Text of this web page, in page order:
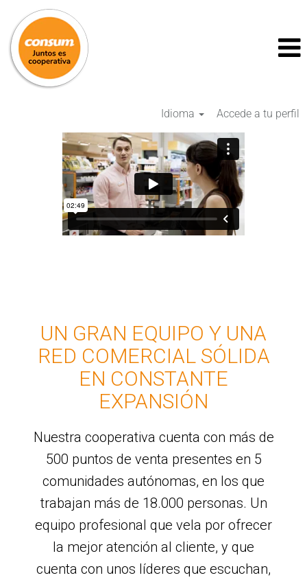
Idioma Accede a tu perfil
UN GRAN EQUIPO Y UNA
RED COMERCIAL SÓLIDA
EN CONSTANTE
EXPANSIÓN
Nuestra cooperativa cuenta con más de
500 puntos de venta presentes en 5
comunidades autónomas, en los que
trabajan más de 18.000 personas. Un
equipo profesional que vela por ofrecer
la mejor atención al cliente, y que
cuenta con unos líderes que escuchan,